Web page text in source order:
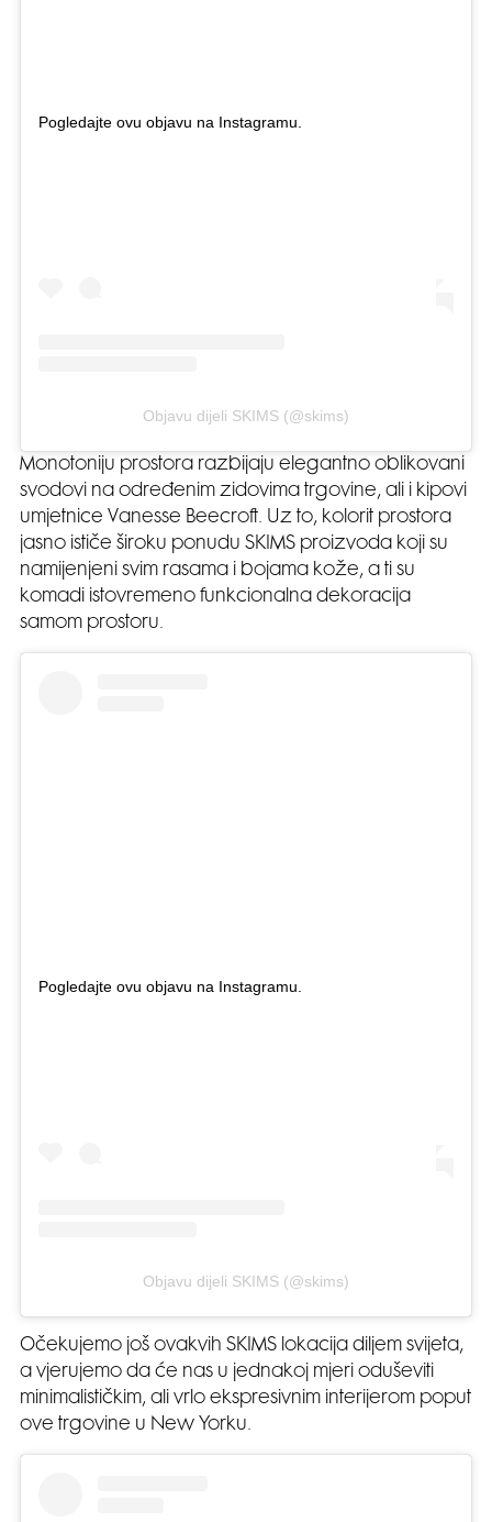
Pogledajte ovu objavu na Instagramu.
Objavu dijeli SKIMS (@skims)
Monotoniju prostora razbijaju elegantno oblikovani
svodovi na određenim zidovima trgovine, ali i kipovi
umjetnice Vanesse Beecroft. Uz to, kolorit prostora
jasno ističe široku ponudu SKIMS proizvoda koji su
namijenjeni svim rasama i bojama kože, a ti su
komadi istovremeno funkcionalna dekoracija
samom prostoru.
Pogledajte ovu objavu na Instagramu.
Objavu dijeli SKIMS (@skims)
Očekujemo još ovakvih SKIMS lokacija diljem svijeta,
a vjerujemo da će nas u jednakoj mjeri oduševiti
minimalističkim, ali vrlo ekspresivnim interijerom poput
ove trgovine u New Yorku.